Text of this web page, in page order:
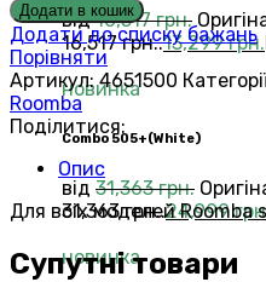
від16,517грн.
16,517 грн..13,299грн.
новинка
Сombo 505+(White)
від 31,363грн.
31,363 грн..24,999
новинка
Додати в кошик
Додати до списку бажань
Порівняти
Артикул:4651500
Roomba
Поділитися:
Опис
Для всіх моделей Roomba s
Супутні товари